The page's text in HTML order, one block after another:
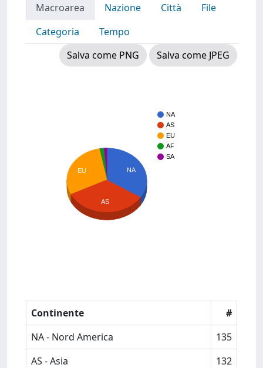
Macroarea Nazione Città
File
Categoria
Tempo
Salva come PNG
Salva come JPEG
NA
AS
EU
AF
SA
NA
EU
AS
Continente
#
NA - Nord America
135
AS - Asia
132